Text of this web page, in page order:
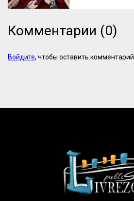
Комментарии (0)
Войдите, чтобы оставить комментарий.